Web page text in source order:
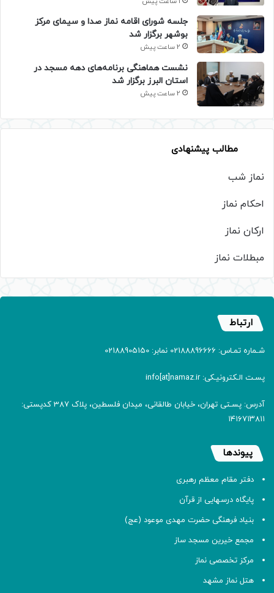
جلسه شورای اقامه نماز صدا و سیمای مرکز
بوشهر برگزار شد
2 ساعت پیش
نشست هماهنگی برنامه‌های دهه مسجد در
استان البرز برگزار شد
2 ساعت پیش
مطالب پیشنهادی
نماز شب
احکام نماز
ارکان نماز
مبطلات نماز
ارتباط
شـماره تمـاس: 02188896666 نمابر: 02188905150
پسـت الـکترونیـکی: info[at]namaz.ir
آدرس: پسـتی تهران، خیابان طالقانی، میدان فلسطین، پلاک 387 کدپستی:
۱۴۱۶۷۱۳۸۱۱
پیوندها
دفتر مقام معظم رهبری
پایگاه درسهایی از قرآن
بنیاد فرهنگی حضرت مهدی موعود (عج)
مجمع خیرین مسجد ساز
مرکز تخصصی نماز
هتل نماز مشهد